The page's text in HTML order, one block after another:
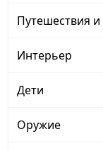
Путешествия
Интерьер
Дети
Оружие